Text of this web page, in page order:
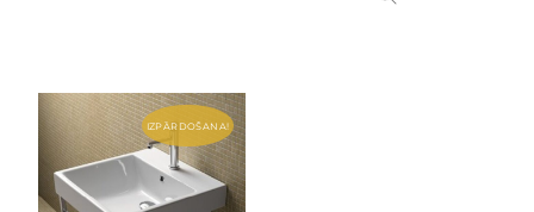
IZPĀRDOŠANA!